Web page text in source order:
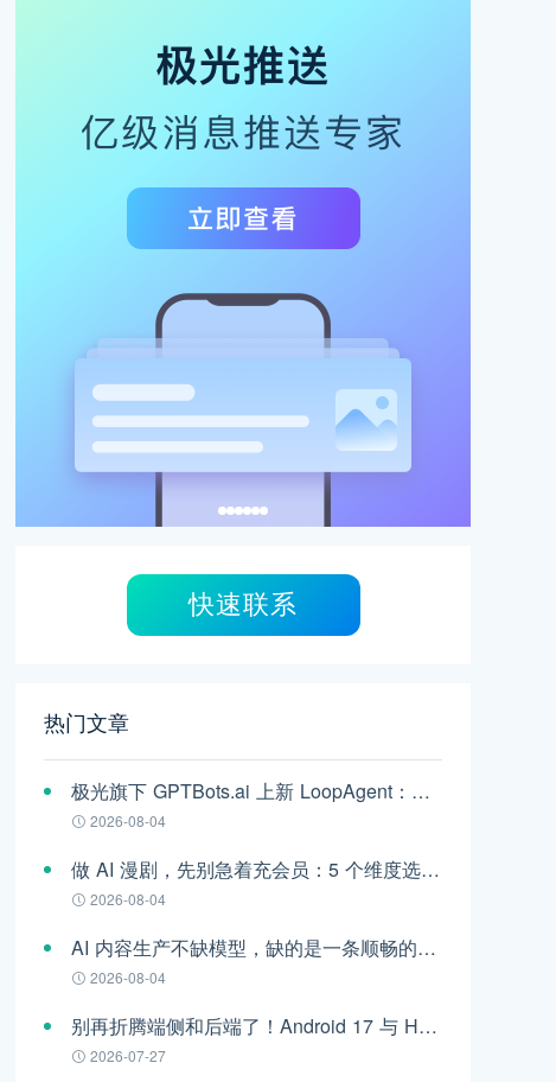
快速联系
热门文章
极光旗下 GPTBots.ai 上新 LoopAgent：复杂任务，交给 AI 一口气跑完
2026-08-04
做 AI 漫剧，先别急着充会员：5 个维度选对视频模型
2026-08-04
AI 内容生产不缺模型，缺的是一条顺畅的工作流
2026-08-04
别再折腾端侧和后端了！Android 17 与 HarmonyOS 6 时代的跨平台推送指南
2026-07-27